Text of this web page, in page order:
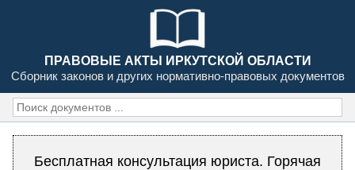
ПРАВОВЫЕ АКТЫ ИРКУТСКОЙ ОБЛАСТИ
Сборник законов и других нормативно-правовых документов
Бесплатная консультация юриста. Горячая